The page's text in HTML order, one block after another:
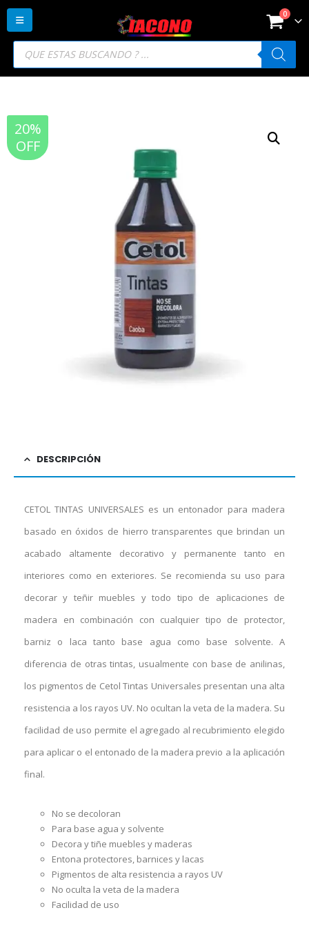
Búsqueda
productos
0
20%
OFF
DESCRIPCIÓN
CETOL TINTAS UNIVERSALES es un entonador para madera
basado en óxidos de hierro transparentes que brindan un
acabado altamente decorativo y permanente tanto en
interiores como en exteriores. Se recomienda su uso para
decorar y teñir muebles y todo tipo de aplicaciones de
madera en combinación con cualquier tipo de protector,
barniz o laca tanto base agua como base solvente. A
diferencia de otras tintas, usualmente con base de anilinas,
los pigmentos de Cetol Tintas Universales presentan una alta
resistencia a los rayos UV. No ocultan la veta de la madera. Su
facilidad de uso permite el agregado al recubrimiento elegido
para aplicar o el entonado de la madera previo a la aplicación
final.
No se decoloran
Para base agua y solvente
Decora y tiñe muebles y maderas
Entona protectores, barnices y lacas
Pigmentos de alta resistencia a rayos UV
No oculta la veta de la madera
Facilidad de uso